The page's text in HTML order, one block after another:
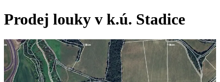
Prodej louky v k.ú. Stadice